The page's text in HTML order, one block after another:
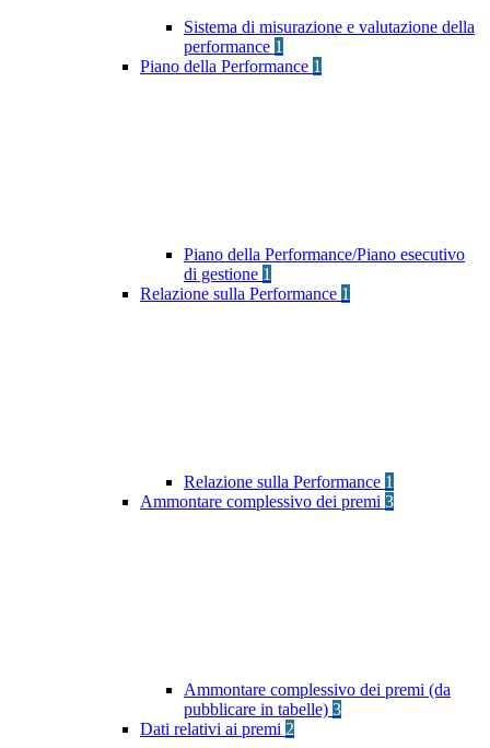
Sistema di misurazione e valutazione della
performance 1
Piano della Performance 1
Piano della Performance/Piano esecutivo
di gestione 1
Relazione sulla Performance 1
Relazione sulla Performance 1
Ammontare complessivo dei premi 3
Ammontare complessivo dei premi (da
pubblicare in tabelle) 3
Dati relativi ai premi 2